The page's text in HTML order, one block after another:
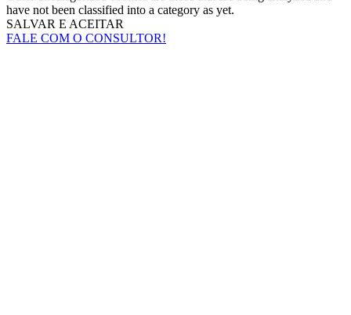
have not been classified into a category as yet.
SALVAR E ACEITAR
FALE COM O CONSULTOR!